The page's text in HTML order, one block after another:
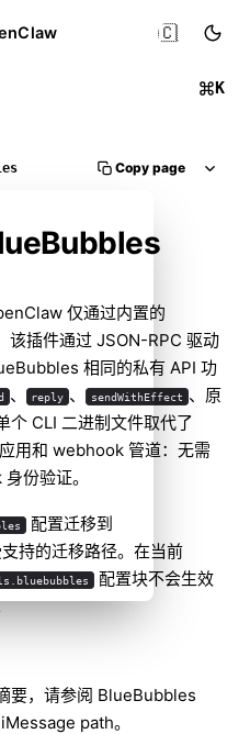
K
🇨🇳
Copy page
仅通过内置的
插件通过 JSON-RPC 驱动
相同的私有 API 功
、 reply 、 sendWithEffect 、原
个 CLI 二进制文件取代了
用和 webhook 管道：无需
份验证。
配置迁移到
持的迁移路径。在当前
配置块不会生效
要，请参阅 BlueBubbles
path。